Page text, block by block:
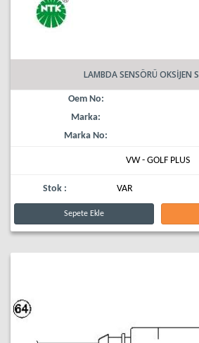
LAMBDA SENSÖRÜ OKSİJEN
Oem No:
Marka:
Marka No:
VW - GOLF PLUS
Stok : VAR
Sepete Ekle